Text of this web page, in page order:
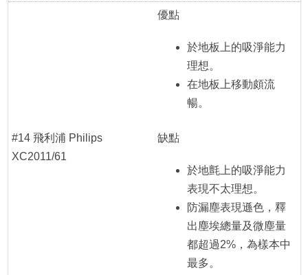
#14 飛利浦 Philips
XC2011/61
優點
於地板上的吸淨能力
理想。
在地板上移動頗流
暢。
缺點
於地氈上的吸淨能力
表現不太理想。
防漏塵表現遜色，釋
出塵埃總量及微塵量
都超過2%，為樣本中
最多。